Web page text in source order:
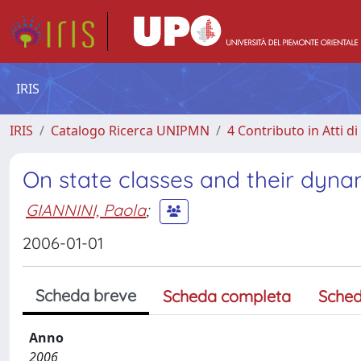
IRIS
IRIS Catalogo Ricerca UNIPMN 4 Contributo in Atti
On state classes and their
GIANNINI, Paola;
2006-01-01
Scheda breve Scheda completa
Anno
2006